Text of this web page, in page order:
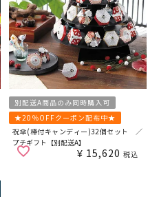
別配送A商品のみ同時購入可
★20％OFFクーポン配布中★
祝傘(棒付キャンディー)32個セット ／
プチギフト【別配送A】
¥ 15,620 税込